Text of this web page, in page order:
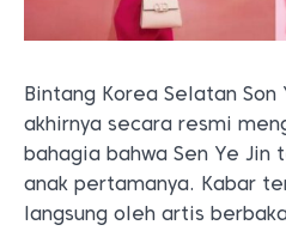
Bintang Korea Selatan Son
akhirnya secara resmi
bahagia bahwa Sen Ye Jin
anak pertamanya. Kabar
langsung oleh artis